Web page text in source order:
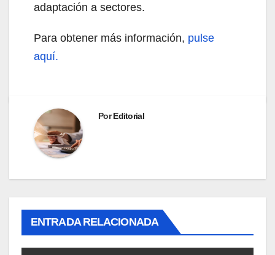
adaptación a sectores.
Para obtener más información, pulse
aquí.
PorEditorial
ENTRADA RELACIONADA